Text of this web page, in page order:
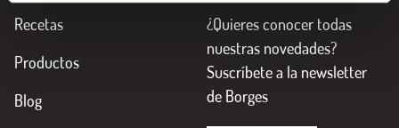
Recetas
Productos
Blog
¿Quieres conocer todas
nuestras novedades?
Suscríbete a la newsletter
de Borges